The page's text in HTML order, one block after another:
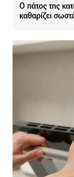
Ο πάτος της
καθαρίζει